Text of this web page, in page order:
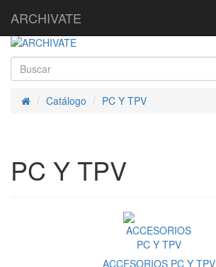
ARCHIVATE
InicioCatálogo PC Y TPV
PC Y TPV
ACCESORIOS PC Y TPV